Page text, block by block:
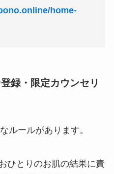
home-
録・限定カウンセリ
ルールがあります。
ひとりのお肌の結果に責